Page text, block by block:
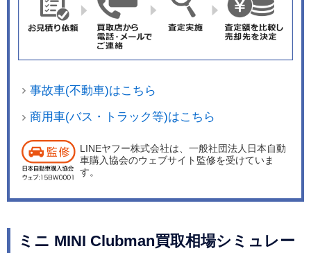
事故車(不動車)はこちら
商用車(バス・トラック等)はこちら
LINEヤフー株式会社は、一般社団法人日本自動
車購入協会のウェブサイト監修を受けていま
す。
ミニ MINI Clubman買取相場シミュレー